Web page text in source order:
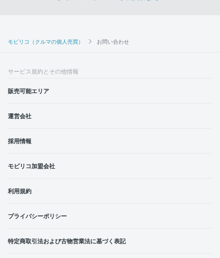
モビリコ（クルマの個人売買） お問い合わせ
サービス規約とその他情報
販売可能エリア
運営会社
採用情報
モビリコ加盟会社
利用規約
プライバシーポリシー
特定商取引法および古物営業法に基づく表記